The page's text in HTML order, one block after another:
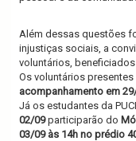
Além dessas questões
injustiças sociais, a
voluntários,
Os voluntários
acompanhamento em
Já os estudantes da
02/09participarão do
03/09 às 14h no prédio